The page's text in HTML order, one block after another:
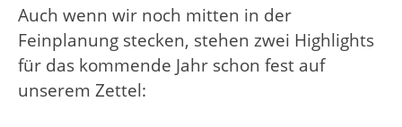
Auch wenn wir noch mitten in der
Feinplanung stecken, stehen zwei Highlights
für das kommende Jahr schon fest auf
unserem Zettel: